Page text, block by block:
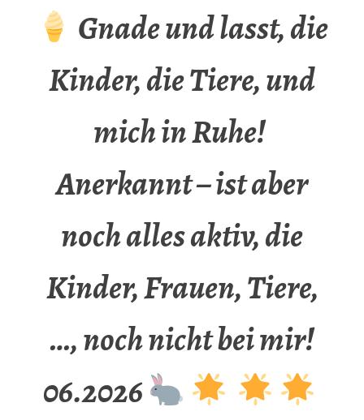
Gnade und lasst, die
Kinder, die Tiere, und
mich in Ruhe!
Anerkannt – ist aber
noch alles aktiv, die
Kinder, Frauen, Tiere,
…, noch nicht bei mir!
06.2026